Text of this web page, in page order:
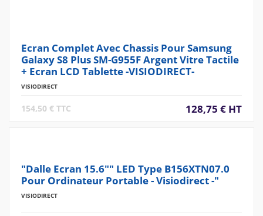
Ecran Complet Avec Chassis Pour Samsung
Galaxy S8 Plus SM-G955F Argent Vitre Tactile
+ Ecran LCD Tablette -VISIODIRECT-
VISIODIRECT
128,75 € HT
154,50 € TTC
"Dalle Ecran 15.6"" LED Type B156XTN07.0
Pour Ordinateur Portable - Visiodirect -"
VISIODIRECT